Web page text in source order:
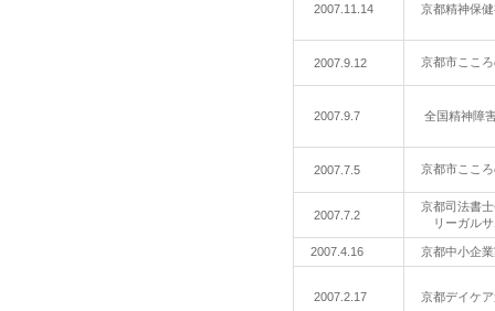
2007.11.14 京都精神保
2007.9.12 京都市ここ
2007.9.7 全国精神障
2007.7.5 京都市ここ
2007.7.2
京都司法書
リーガルサ
2007.4.16 京都中小企
2007.2.17 京都デイケ